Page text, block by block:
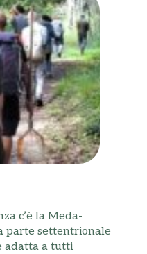
c’è la Meda-
parte settentrionale
adatta a tutti